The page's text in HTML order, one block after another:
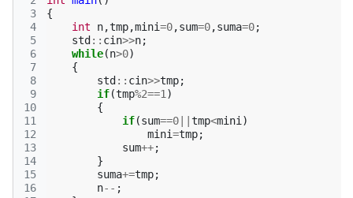
3
4
5
6
7
8
9
10
11
12
13
14
15
16
{
int
n,tmp,mini=0,sum=0,suma=0;
std :: cin>>n;
while(n>0)
{
std :: cin>>tmp;
if(tmp%2==1 )
{
if(sum==0 tmp<mini )
mini=tmp;
sum++;
}
suma+=tmp;
n-- ;